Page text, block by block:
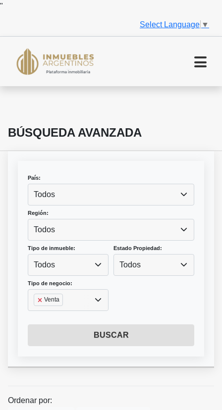
"
Select Language ▼
BÚSQUEDA AVANZADA
País:
Todos
Región:
Todos
Tipo de inmueble:
Todos
Estado Propiedad:
Todos
Tipo de negocio:
Venta
BUSCAR
Ordenar por: